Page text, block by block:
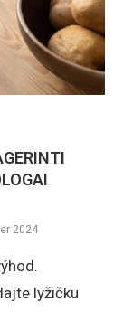
2024
lyžičku